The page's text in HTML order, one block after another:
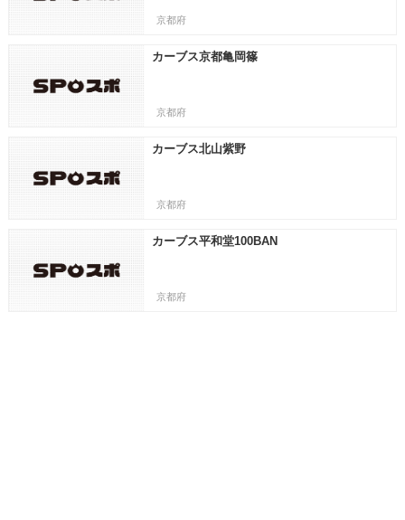
京都府
カーブス京都亀岡篠
京都府
カーブス北山紫野
京都府
カーブス平和堂100BAN
京都府